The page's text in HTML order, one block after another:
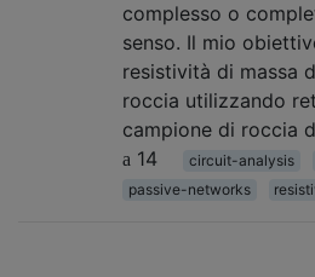
complesso o
senso. Il mio
resistività di massa
roccia utilizzando
campione di roccia
14
circuit-analysis
passive-networks